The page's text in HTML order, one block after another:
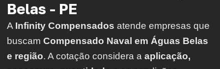
Belas - PE
A Infinity Compensados atende empresas que
buscam Compensado Naval em Águas Belas
e região. A cotação considera a aplicação,